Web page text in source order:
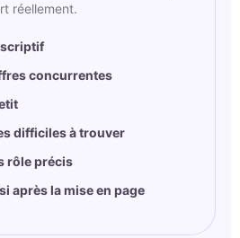
réellement.
concurrentes
difficiles à trouver
rôle précis
après la mise en page